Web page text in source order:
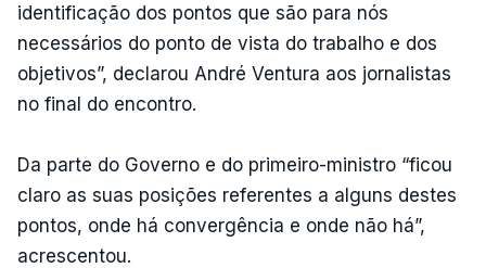
identificação dos pontos que são para nós
necessários do ponto de vista do trabalho e dos
objetivos”, declarou André Ventura aos jornalistas
no final do encontro.
Da parte do Governo e do primeiro-ministro “ficou
claro as suas posições referentes a alguns destes
pontos, onde há convergência e onde não há”,
acrescentou.